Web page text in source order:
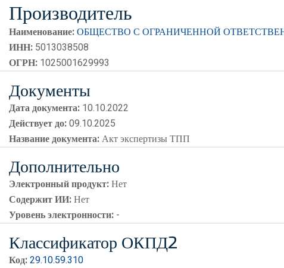
Производитель
Наименование:ОБЩЕСТВО С ОГРАНИЧЕННОЙ
ИНН: 5013038508
ОГРН: 1025001629993
Документы
Дата документа: 10.10.2022
Действует до:09.10.2025
Название документа:Акт экспертизы ТПП
Дополнительно
Электронный продукт:Нет
Содержит ИИ:Нет
Уровень электронности: -
Классификатор ОКПД2
Код:29.10.59.310